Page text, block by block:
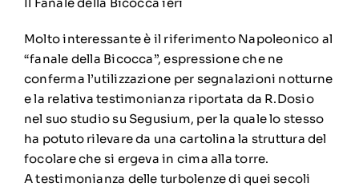
Molto interessante è il riferimento Napoleonico al
“fanale della Bicocca”, espressione che ne
conferma l’utilizzazione per segnalazioni notturne
e la relativa testimonianza riportata da R.Dosio
nel suo studio su Segusium, per la quale lo stesso
ha potuto rilevare da una cartolina la struttura del
focolare che si ergeva in cima alla torre.
A testimonianza delle turbolenze di quei secoli